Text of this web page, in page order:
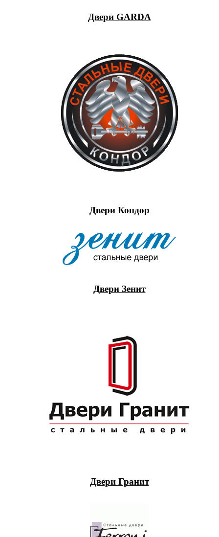
Двери GARDA
Двери Кондор
Двери Зенит
Двери Гранит